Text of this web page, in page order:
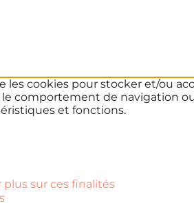
cookies pour stocker et/ou
comportement de navigation
et fonctions.
plus sur ces finalités